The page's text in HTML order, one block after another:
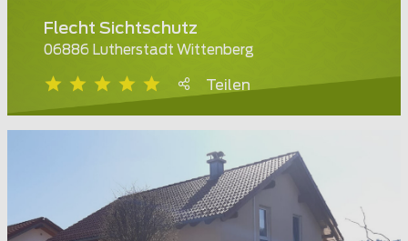
Flecht Sichtschutz
06886 Lutherstadt Wittenberg
Teilen